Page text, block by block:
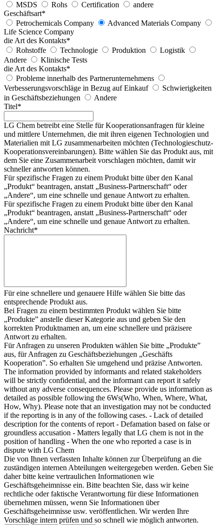
MSDS
Rohs Certification
andere
Geschäftsart*
Petrochemicals Company
Advanced Materials Company
Life Science Company
die Art des Kontakts*
Rohstoffe
Technologie Produktion
Logistik
Andere
Klinische Tests
die Art des Kontakts*
Probleme innerhalb des Partnerunternehmens
Verbesserungsvorschläge in Bezug auf Einkauf
Schwierigkeiten
in Geschäftsbeziehungen
Andere
Titel*
LG Chem betreibt eine Stelle für Kooperationsanfragen für kleine
und mittlere Unternehmen, die mit ihren eigenen Technologien und
Materialien mit LG zusammenarbeiten möchten (Technologieschutz-
Kooperationsvereinbarungen). Bitte wählen Sie das Produkt aus, mit
dem Sie eine Zusammenarbeit vorschlagen möchten, damit wir
schneller antworten können.
Für spezifische Fragen zu einem Produkt bitte über den Kanal
„Produkt“ beantragen, anstatt „Business-Partnerschaft“ oder
„Andere“, um eine schnelle und genaue Antwort zu erhalten.
Für spezifische Fragen zu einem Produkt bitte über den Kanal
„Produkt“ beantragen, anstatt „Business-Partnerschaft“ oder
„Andere“, um eine schnelle und genaue Antwort zu erhalten.
Nachricht*
Für eine schnellere und genauere Hilfe wählen Sie bitte das
entsprechende Produkt aus.
Bei Fragen zu einem bestimmten Produkt wählen Sie bitte
„Produkte” anstelle dieser Kategorie aus und geben Sie den
korrekten Produktnamen an, um eine schnellere und präzisere
Antwort zu erhalten.
Für Anfragen zu unseren Produkten wählen Sie bitte „Produkte”
aus, für Anfragen zu Geschäftsbeziehungen „Geschäfts
Kooperation”. So erhalten Sie umgehend und präzise Antworten.
The information provided by informants and related stakeholders
will be strictly confidential, and the informant can report it safely
without any adverse consequences. Please provide us information as
detailed as possible following the 6Ws(Who, When, Where, What,
How, Why). Please note that an investigation may not be conducted
if the reporting is in any of the following cases. - Lack of detailed
description for the contents of report - Defamation based on false or
groundless accusation - Matters legally that LG chem is not in the
position of handling - When the one who reported a case is in
dispute with LG Chem
Die von Ihnen verfassten Inhalte können zur Überprüfung an die
zuständigen internen Abteilungen weitergegeben werden. Geben Sie
daher bitte keine vertraulichen Informationen wie
Geschäftsgeheimnisse ein. Bitte beachten Sie, dass wir keine
rechtliche oder faktische Verantwortung für diese Informationen
übernehmen müssen, wenn Sie Informationen über
Geschäftsgeheimnisse usw. veröffentlichen. Wir werden Ihre
Vorschläge intern prüfen und so schnell wie möglich antworten.